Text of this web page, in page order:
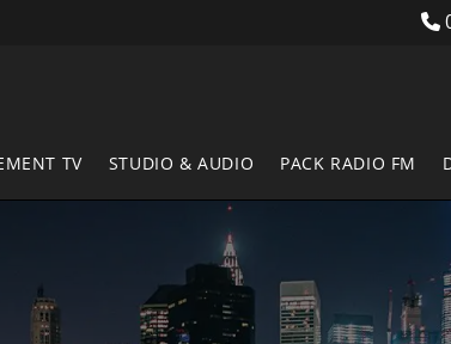
TV STUDIO & AUDIO PACK RADIO FM